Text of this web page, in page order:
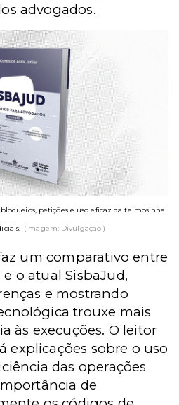
advogados.
petições e uso eficaz da teimosinha
(Imagem: Divulgação )
um comparativo entre
o atual SisbaJud,
e mostrando
trouxe mais
às execuções. O leitor
explicações sobre o uso
das operações
de